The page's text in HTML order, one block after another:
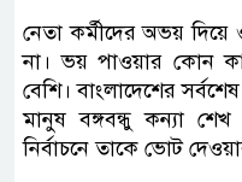
নেতা কর্মীদের অভয়
না। ভয় পাওয়ার কোন
বেশি। বাংলাদেশের
মানুষ বঙ্গবন্ধু কন্যা
নির্বাচনে তাকে ভোট